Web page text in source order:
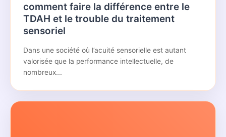
comment faire la différence entre le
TDAH et le trouble du traitement
sensoriel
Dans une société où l’acuité sensorielle est autant
valorisée que la performance intellectuelle, de
nombreux...